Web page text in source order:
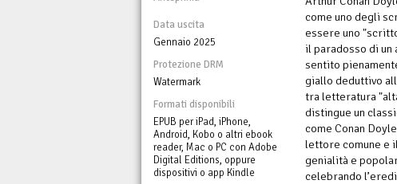
Data uscita
Gennaio 2025
Protezione DRM
Watermark
Formati disponibili
EPUB per iPad, iPhone,
Android, Kobo o altri ebook
reader, Mac o PC con Adobe
Digital Editions, oppure
dispositivi o app Kindle
come uno degli
essere uno
il paradosso di un
sentito
giallo deduttivo
tra letteratura
distingue un
come Conan
lettore comune e
genialità e
celebrando